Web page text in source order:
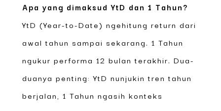
Apa yang dimaksud YtD dan 1 Tahun?
YtD (Year-to-Date) ngehitung return dari
awal tahun sampai sekarang. 1 Tahun
ngukur performa 12 bulan terakhir. Dua-
duanya penting: YtD nunjukin tren tahun
berjalan, 1 Tahun ngasih konteks